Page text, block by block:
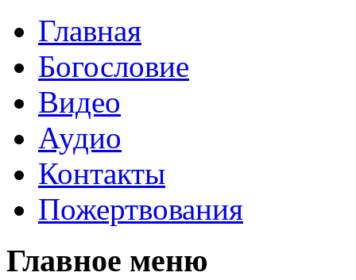
Главная
Богословие
Видео
Аудио
Контакты
Пожертвования
Главное меню